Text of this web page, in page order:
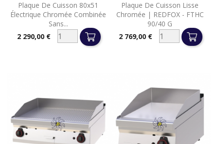
Plaque De Cuisson 80x51
Électrique Chromée Combinée
Sans...
Prix2 290,00 €
Plaque De Cuisson Lisse
Chromée | REDFOX - FTHC
90/40 G
Prix2 769,00 €